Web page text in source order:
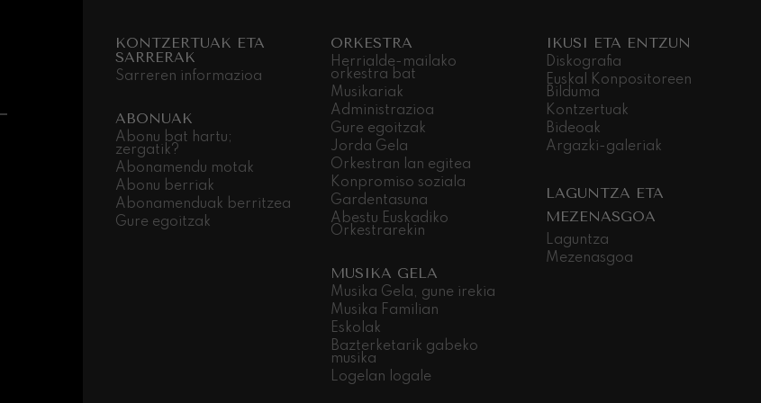
KONTZERTUAK ETA
SARRERAK
Sarreren informazioa
ABONUAK
Abonu bat hartu;
zergatik?
Abonamendu motak
Abonu berriak
Abonamenduak berritzea
Gure egoitzak
ORKESTRA
Herrialde-mailako
orkestra bat
Musikariak
Administrazioa
Gure egoitzak
Jorda Gela
Orkestran lan egitea
Konpromiso soziala
Gardentasuna
Abestu Euskadiko
Orkestrarekin
MUSIKA GELA
Musika Gela, gune irekia
Musika Familian
Eskolak
Bazterketarik gabeko
musika
Logelan logale
IKUSI ETA ENTZUN
Diskografia
Euskal Konpositoreen
Bilduma
Kontzertuak
Bideoak
Argazki-galeriak
LAGUNTZA ETA
MEZENASGOA
Laguntza
Mezenasgoa